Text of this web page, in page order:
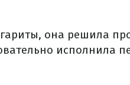
она решила
исполнила